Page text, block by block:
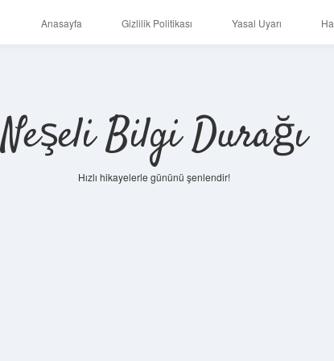
Anasayfa Gizlilik Politikası Yasal Uyarı
Neşeli Bilgi Durağı
Hızlı hikayelerle gününü şenlendir!